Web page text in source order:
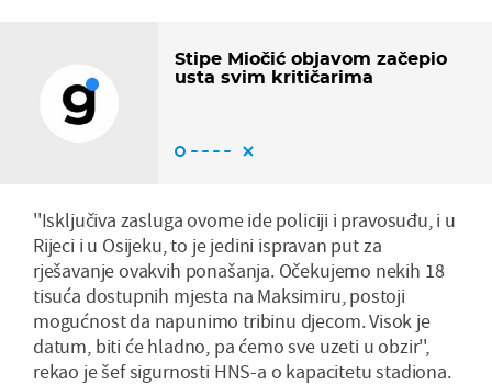
Stipe Miočić objavom začepio
usta svim kritičarima
''Isključiva zasluga ovome ide policiji i pravosuđu, i u
Rijeci i u Osijeku, to je jedini ispravan put za
rješavanje ovakvih ponašanja. Očekujemo nekih 18
tisuća dostupnih mjesta na Maksimiru, postoji
mogućnost da napunimo tribinu djecom. Visok je
datum, biti će hladno, pa ćemo sve uzeti u obzir'',
rekao je šef sigurnosti HNS-a o kapacitetu stadiona.